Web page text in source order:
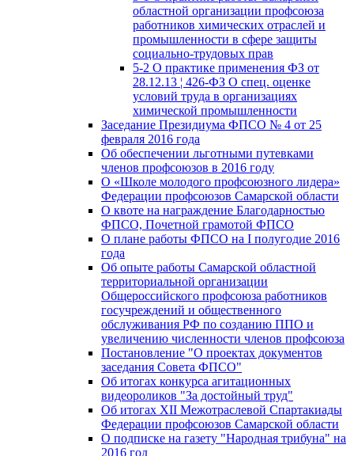
областной организации профсоюза
работников химических отраслей и
промышленности в сфере защиты
социально-трудовых прав
5-2 О практике применения ФЗ от
28.12.13 ¦ 426-ФЗ О спец. оценке
условий труда в организациях
химической промышленности
Заседание Президиума ФПСО № 4 от 25
февраля 2016 года
Об обеспечении льготными путевками
членов профсоюзов в 2016 году
О «Школе молодого профсоюзного лидера»
Федерации профсоюзов Самарской области
О квоте на награждение Благодарностью
ФПСО, Почетной грамотой ФПСО
О плане работы ФПСО на I полугодие 2016
года
Об опыте работы Самарской областной
территориальной организации
Общероссийского профсоюза работников
госучреждений и общественного
обслуживания РФ по созданию ППО и
увеличению численности членов профсоюза
Постановление "О проектах документов
заседания Совета ФПСО"
Об итогах конкурса агитационных
видеороликов "За достойный труд"
Об итогах XII Межотраслевой Спартакиады
Федерации профсоюзов Самарской области
О подписке на газету "Народная трибуна" на
2016 год